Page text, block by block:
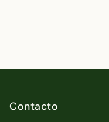
Contacto